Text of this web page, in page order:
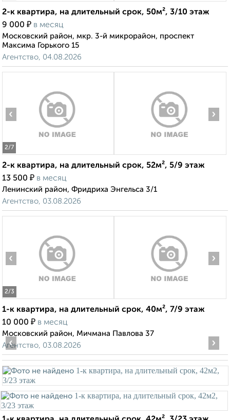
2-к квартира, на длительный срок, 50м², 3/10 этаж
9 000 ₽ в месяц
Московский район, мкр. 3-й микрорайон, проспект
Максима Горького 15
Агентство, 04.08.2026
2/7
‹ ›
2-к квартира, на длительный срок, 52м², 5/9 этаж
13 500 ₽ в месяц
Ленинский район, Фридриха Энгельса 3/1
Агентство, 03.08.2026
2/3
‹ ›
1-к квартира, на длительный срок, 40м², 7/9 этаж
10 000 ₽ в месяц
Московский район, Мичмана Павлова 37
Агентство, 03.08.2026
‹ ›